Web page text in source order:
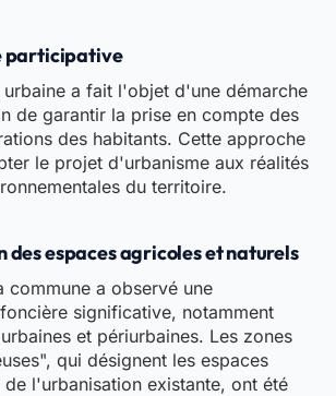
participative
a fait l'objet d'une démarche
de garantir la prise en compte des
des habitants. Cette approche
le projet d'urbanisme aux réalités
du territoire.
des espaces agricoles et naturels
commune a observé une
significative, notamment
et périurbaines. Les zones
qui désignent les espaces
de l'urbanisation existante, ont été